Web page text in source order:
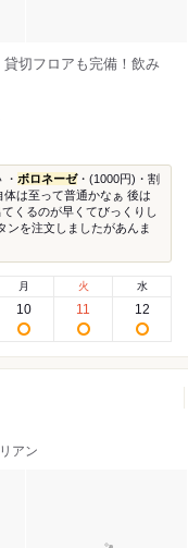
切フロアも完備！飲み
ボロネーゼ・(1000円)・割
は至って普通かなぁ 後は
くるのが早くてびっくりし
ンを注文しましたがあんま
月
10
火
11
水
12
アン